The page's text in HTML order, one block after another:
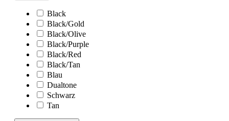
Black
Black/Gold
Black/Olive
Black/Purple
Black/Red
Black/Tan
Blau
Dualtone
Schwarz
Tan